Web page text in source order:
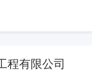
程有限公司